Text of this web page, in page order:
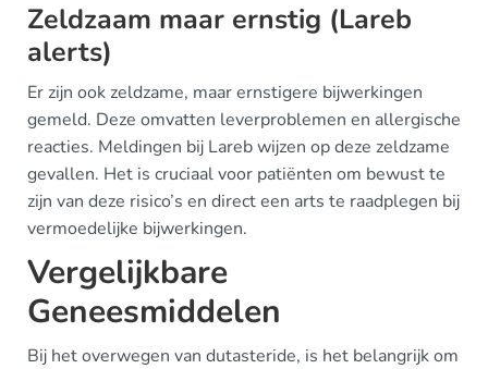
Zeldzaam maar ernstig (Lareb
alerts)
Er zijn ook zeldzame, maar ernstigere bijwerkingen
gemeld. Deze omvatten leverproblemen en allergische
reacties. Meldingen bij Lareb wijzen op deze zeldzame
gevallen. Het is cruciaal voor patiënten om bewust te
zijn van deze risico’s en direct een arts te raadplegen bij
vermoedelijke bijwerkingen.
Vergelijkbare
Geneesmiddelen
Bij het overwegen van dutasteride, is het belangrijk om